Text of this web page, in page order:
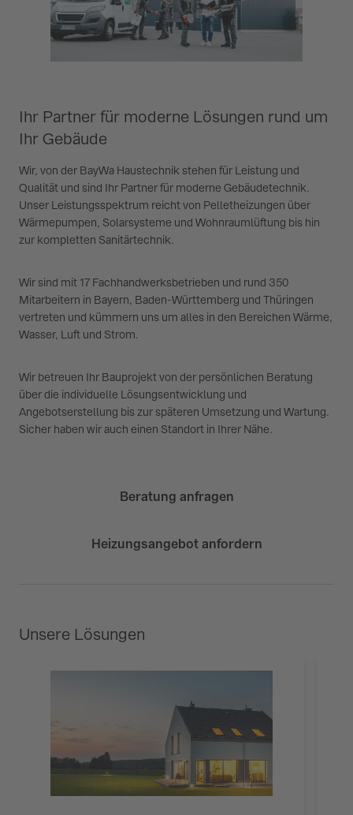
Ihr Partner für moderne Lösungen rund um
Ihr Gebäude
Wir, von der BayWa Haustechnik stehen für Leistung und
Qualität und sind Ihr Partner für moderne Gebäudetechnik.
Unser Leistungsspektrum reicht von Pelletheizungen über
Wärmepumpen, Solarsysteme und Wohnraumlüftung bis hin
zur kompletten Sanitärtechnik.
Wir sind mit 17 Fachhandwerksbetrieben und rund 350
Mitarbeitern in Bayern, Baden-Württemberg und Thüringen
vertreten und kümmern uns um alles in den Bereichen Wärme,
Wasser, Luft und Strom.
Wir betreuen Ihr Bauprojekt von der persönlichen Beratung
über die individuelle Lösungsentwicklung und
Angebotserstellung bis zur späteren Umsetzung und Wartung.
Sicher haben wir auch einen Standort in Ihrer Nähe.
Beratung anfragen
Heizungsangebot anfordern
Unsere Lösungen